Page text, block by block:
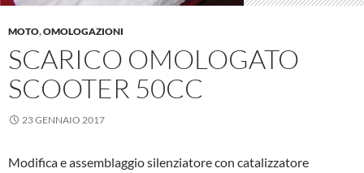
MOTO,OMOLOGAZIONI
SCARICO OMOLOGATO
SCOOTER 50CC
23 GENNAIO 2017
Modifica e assemblaggio silenziatore con catalizzatore